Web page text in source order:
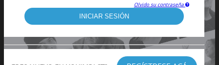
Olvido su contraseña
INICIAR SESIÓN